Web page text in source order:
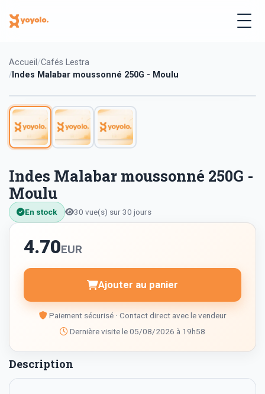
Accueil Cafés Lestra
Indes Malabar moussonné 250G - Moulu
Indes Malabar moussonné 250G -
Moulu
En stock 30 vue(s) sur 30 jours
4.70EUR
Ajouter au panier
Paiement sécurisé · Contact direct avec le vendeur
Dernière visite le 05/08/2026 à 19h58
Description